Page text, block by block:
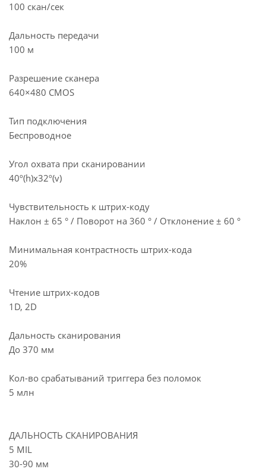
100 скан/сек
Дальность передачи
100 м
Разрешение сканера
640×480 CMOS
Тип подключения
Беспроводное
Угол охвата при сканировании
40º(h)x32º(v)
Чувствительность к штрих-коду
Наклон ± 65 ° / Поворот на 360 ° / Отклонение ± 60 °
Минимальная контрастность штрих-кода
20%
Чтение штрих-кодов
1D, 2D
Дальность сканирования
До 370 мм
Кол-во срабатываний триггера без поломок
5 млн
ДАЛЬНОСТЬ СКАНИРОВАНИЯ
5 MIL
30-90 мм